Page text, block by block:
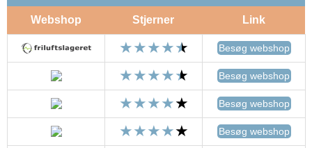
Webshop Stjerner Link
Besøg webshop
Besøg webshop
Besøg webshop
Besøg webshop